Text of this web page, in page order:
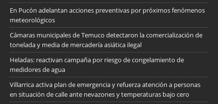
En Pucón adelantan acciones preventivas por próximos fenómenos
meteorológicos
Cámaras municipales de Temuco detectaron la comercialización de
tonelada y media de mercadería asiática ilegal
Heladas: reactivan campaña por riesgo de congelamiento de
medidores de agua
Villarrica activa plan de emergencia y refuerza atención a personas
en situación de calle ante nevazones y temperaturas bajo cero